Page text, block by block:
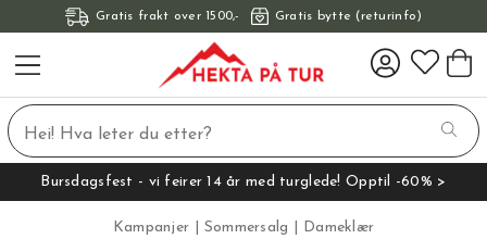
Gratis frakt over 1500,- Gratis bytte (returinfo)
Bursdagsfest - vi feirer 14 år med turglede! Opptil -60% >
Kampanjer Sommersalg Dameklær